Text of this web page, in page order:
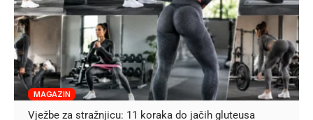
MAGAZIN
Vježbe za stražnjicu: 11 koraka do jačih gluteusa